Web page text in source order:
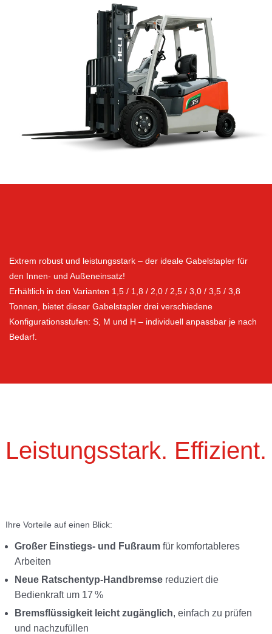
Extrem robust und leistungsstark – der ideale Gabelstapler für
den Innen- und Außeneinsatz!
Erhältlich in den Varianten 1,5 / 1,8 / 2,0 / 2,5 / 3,0 / 3,5 / 3,8
Tonnen, bietet dieser Gabelstapler drei verschiedene
Konfigurationsstufen: S M und H – individuell anpassbar je nach
Bedarf.
Leistungsstark. Effizient.
Ihre Vorteile auf einen Blick:
Großer Einstiegs- und Fußraumfür komfortableres
Arbeiten
Neue Ratschentyp-Handbremsereduziert die
Bedienkraft um 17 %
Bremsflüssigkeit leicht zugänglich, einfach zu prüfen
und nachzufüllen